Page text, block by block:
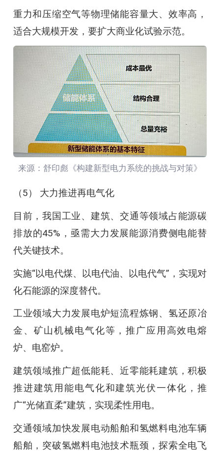
重力和压缩空气等物理储能容量大、效率高，
适合大规模开发，要扩大商业化试验示范。
来源：舒印彪《构建新型电力系统的挑战与对策》
（5） 大力推进再电气化
目前，我国工业、建筑、交通等领域占能源碳
排放的45%，亟需大力发展能源消费侧电能替
代关键技术。
实施“以电代煤、以电代油、以电代气”，实现对
化石能源的深度替代。
工业领域大力发展电炉短流程炼钢、氢还原冶
金、矿山机械电气化等，推广应用高效电熔
炉、电窑炉。
建筑领域推广超低能耗、近零能耗建筑，积极
推进建筑用能电气化和建筑光伏一体化，推
广“光储直柔”建筑，实现柔性用电。
交通领域加快发展电动船舶和氢燃料电池车辆
船舶，突破氢燃料电池技术瓶颈，探索全电飞